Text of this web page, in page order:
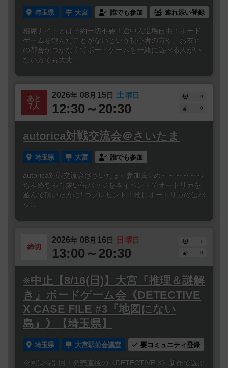
埼玉県 大宮 誰でも参加 連れ添い登録
相席ナイトとは予約一切不要！途中入退場自由！ボード
ゲームを遊んだことがないという初心者の方や、お友達
の都合がつかなくてボードゲームを一緒に遊べる人がい
ない方でも大丈...
あと
7人
2026年 08 月 15日 土曜日
12:30～20:30
9
0
autorica対戦交流会＠さいたま
埼玉県 大宮 誰でも参加
autorica対戦交流会@さいたま✨参加賞✨め～～～～～っ
ちゃめちゃ可愛い缶バッジを本イベントでオートリカを
遊んで頂いた方に1つプレゼント！推しオートリカの缶バ
ッ...
締切
2026年 08 月 16日 日 曜日
13:00～20:30
1
0
※中止【8/16(日)】大宮『推理＆謎解
き』ボードゲーム会《DETECTIVE
X CASE FILE #3『地図にない
島』》【埼玉県】
埼玉県 大宮駅前会議室 要コミュニティ登録
今回は特別回！発売直後の《DETECTIVE X》新作で遊ぶ